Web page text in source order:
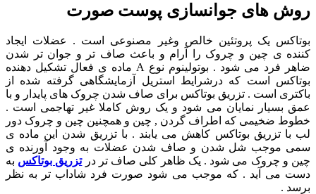
روش های جوانسازی پوست صورت
بوتاکس یک پروتئین خالص وغیر مصنوعی است . عضلات ایجاد
کننده ی چین و چروک را آرام و باعث صاف تر و جوان تر شدن
ضاهر فرد می شود . بوتولینوم نوع A ماده ی فعال تشکیل دهنده
بوتاکس است که درشرایط استریل آزمایشگاهی گرفته شده از
باکتری است . تزریق بوتاکس برای صاف شدن چروک های پایدار و با
عمق بسیار نمایان می شود و یک روش کاملا غیر تهاجمی است .
خطوط ضخیمی که اطراف گردن , چین و همچنین چین و چروک دور
لب با تزریق بوتاکس کاهش می یابند . با تزریق شدن این ماده ی
سمی موجب شل شدن و صاف شدن عضلات به وجود آورنده ی
چین و چروک می شود . یک ظاهر کلی صاف تر درتزریق بوتاکس به
دست می آید . که موجب می شود صورت فرد شاداب تر به نظر
برسد .